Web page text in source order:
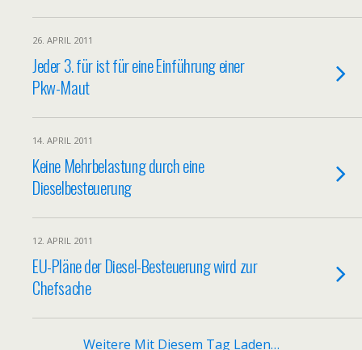
26. APRIL 2011
Jeder 3. für ist für eine Einführung einer
Pkw-Maut
14. APRIL 2011
Keine Mehrbelastung durch eine
Dieselbesteuerung
12. APRIL 2011
EU-Pläne der Diesel-Besteuerung wird zur
Chefsache
Weitere Mit Diesem Tag Laden…